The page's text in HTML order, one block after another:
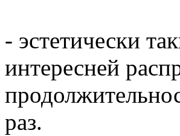
- эстетически
интересней
раз.